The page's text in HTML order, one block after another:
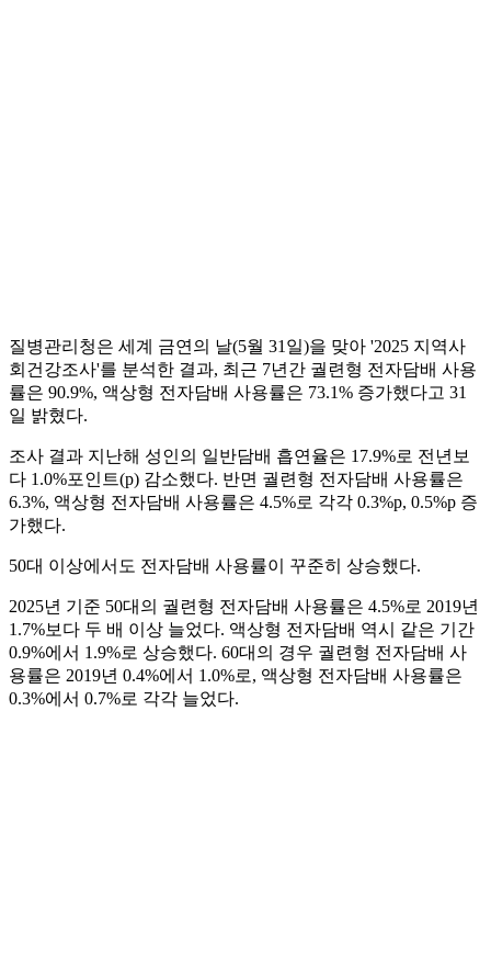
질병관리청은 세계 금연의 날(5월 31일)을 맞아 '2025 지역사
회건강조사'를 분석한 결과, 최근 7년간 궐련형 전자담배 사용
률은 90.9%, 액상형 전자담배 사용률은 73.1% 증가했다고 31
일 밝혔다.
조사 결과 지난해 성인의 일반담배 흡연율은 17.9%로 전년보
다 1.0%포인트(p) 감소했다. 반면 궐련형 전자담배 사용률은
6.3%, 액상형 전자담배 사용률은 4.5%로 각각 0.3%p, 0.5%p 증
가했다.
50대 이상에서도 전자담배 사용률이 꾸준히 상승했다.
2025년 기준 50대의 궐련형 전자담배 사용률은 4.5%로 2019년
1.7%보다 두 배 이상 늘었다. 액상형 전자담배 역시 같은 기간
0.9%에서 1.9%로 상승했다. 60대의 경우 궐련형 전자담배 사
용률은 2019년 0.4%에서 1.0%로, 액상형 전자담배 사용률은
0.3%에서 0.7%로 각각 늘었다.